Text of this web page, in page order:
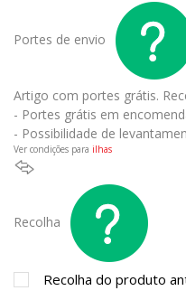
Portes de envio
Artigo com portes grátis.
- Portes grátis em
- Possibilidade de
Ver condições para ilhas
Recolha
Recolha do produto